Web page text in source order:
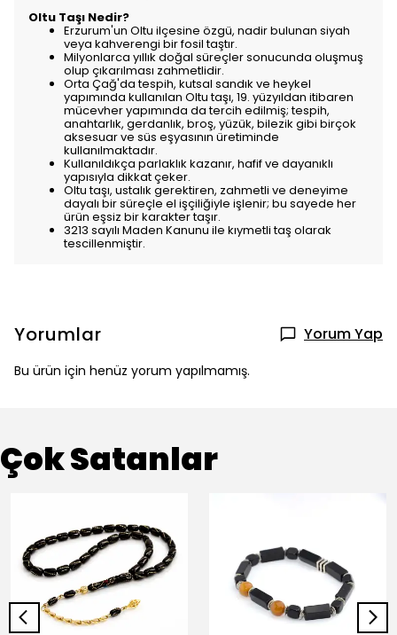
Oltu Taşı Nedir?
Erzurum'un Oltu ilçesine özgü, nadir bulunan siyah
veya kahverengi bir fosil taştır.
Milyonlarca yıllık doğal süreçler sonucunda oluşmuş
olup çıkarılması zahmetlidir.
Orta Çağ'da tespih, kutsal sandık ve heykel
yapımında kullanılan Oltu taşı, 19. yüzyıldan itibaren
mücevher yapımında da tercih edilmiş; tespih,
anahtarlık, gerdanlık, broş, yüzük, bilezik gibi birçok
aksesuar ve süs eşyasının üretiminde
kullanılmaktadır.
Kullanıldıkça parlaklık kazanır, hafif ve dayanıklı
yapısıyla dikkat çeker.
Oltu taşı, ustalık gerektiren, zahmetli ve deneyime
dayalı bir süreçle el işçiliğiyle işlenir; bu sayede her
ürün eşsiz bir karakter taşır.
3213 sayılı Maden Kanunu ile kıymetli taş olarak
tescillenmiştir.
Yorumlar Yorum Yap
Bu ürün için henüz yorum yapılmamış.
Çok Satanlar